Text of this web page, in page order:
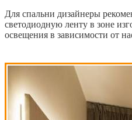
Для спальни дизайнеры
светодиодную ленту в зоне
освещения в зависимости от